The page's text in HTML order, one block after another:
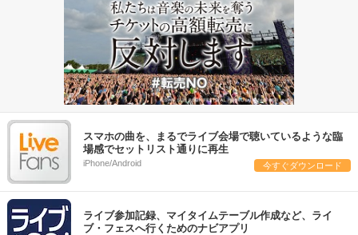
スマホの曲を、まるでライブ会場で聴いているような臨
場感でセットリスト通りに再生
iPhone/Android 今すぐダウンロード
ライブ参加記録、マイタイムテーブル作成など、ライ
ブ・フェスへ行くためのナビアプリ